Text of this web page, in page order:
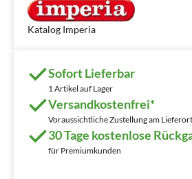
Katalog Imperia
Sofort Lieferbar
1 Artikel auf Lager
Versandkostenfrei*
Voraussichtliche Zustellung am
30 Tage kostenlose
für Premiumkunden